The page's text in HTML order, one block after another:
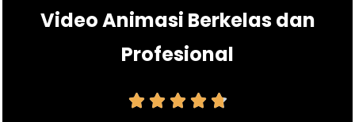
Video Animasi Berkelas dan
Profesional
    